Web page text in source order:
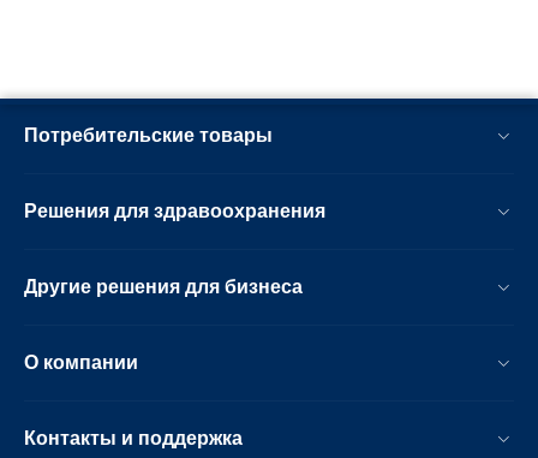
Потребительские товары
Решения для здравоохранения
Другие решения для бизнеса
О компании
Контакты и поддержка